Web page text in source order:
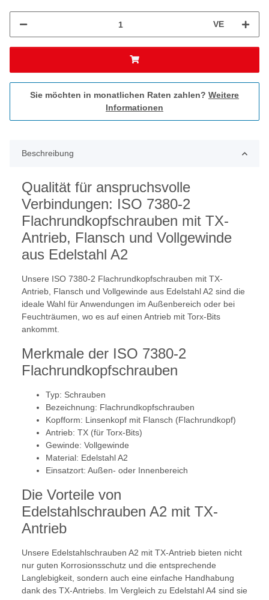
VE
Sie möchten in monatlichen Raten zahlen? Weitere
Informationen
Beschreibung
Qualität für anspruchsvolle
Verbindungen: ISO 7380-2
Flachrundkopfschrauben mit TX-
Antrieb, Flansch und Vollgewinde
aus Edelstahl A2
Unsere ISO 7380-2 Flachrundkopfschrauben mit TX-
Antrieb, Flansch und Vollgewinde aus Edelstahl A2 sind die
ideale Wahl für Anwendungen im Außenbereich oder bei
Feuchträumen, wo es auf einen Antrieb mit Torx-Bits
ankommt.
Merkmale der ISO 7380-2
Flachrundkopfschrauben
Typ: Schrauben
Bezeichnung: Flachrundkopfschrauben
Kopfform: Linsenkopf mit Flansch (Flachrundkopf)
Antrieb: TX (für Torx-Bits)
Gewinde: Vollgewinde
Material: Edelstahl A2
Einsatzort: Außen- oder Innenbereich
Die Vorteile von
Edelstahlschrauben A2 mit TX-
Antrieb
Unsere Edelstahlschrauben A2 mit TX-Antrieb bieten nicht
nur guten Korrosionsschutz und die entsprechende
Langlebigkeit, sondern auch eine einfache Handhabung
dank des TX-Antriebs. Im Vergleich zu Edelstahl A4 sind sie